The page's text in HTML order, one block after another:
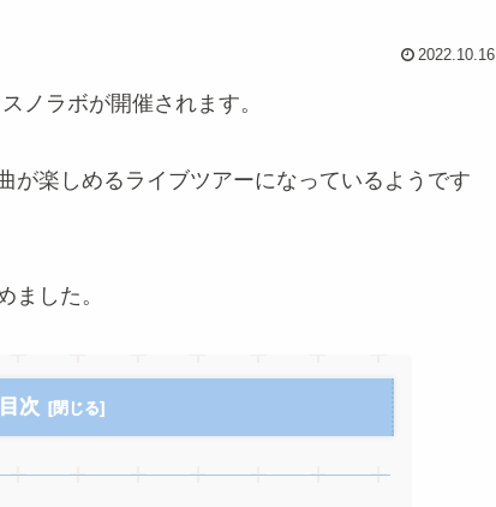
2022.10.16
ノラボが開催されます。
が楽しめるライブツアーになっているようです
ました。
目次